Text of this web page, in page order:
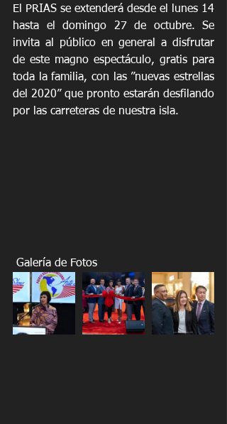
El PRIAS se extenderá desde el lunes 14
hasta el domingo 27 de octubre. Se
invita al público en general a disfrutar
de este magno espectáculo, gratis para
toda la familia, con las ”nuevas estrellas
del 2020” que pronto estarán desfilando
por las carreteras de nuestra isla.
Galería de Fotos